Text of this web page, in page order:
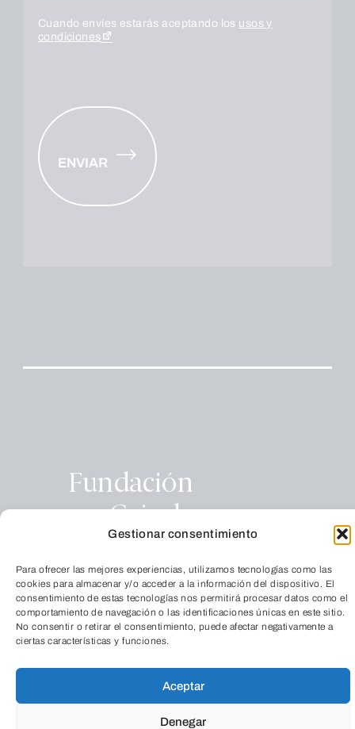
Gestionar consentimiento
Para ofrecer las mejores experiencias, utilizamos tecnologías como las
cookies para almacenar y/o acceder a la información del dispositivo. El
consentimiento de estas tecnologías nos permitirá procesar datos como el
comportamiento de navegación o las identificaciones únicas en este sitio.
No consentir o retirar el consentimiento, puede afectar negativamente a
ciertas características y funciones.
Aceptar
DenegarTeleEntradas
Cuando envíes estarás aceptando los usos y
condiciones
ENVIAR
Fundación
Caja de
Calle La Puebla, 1 (Edificio Nexo)
09004 – Burgos – España
(+34) 947 258 113